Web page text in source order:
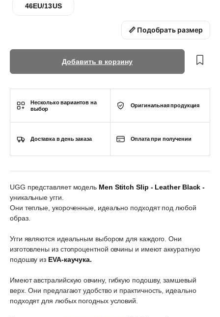
46EU/13US
📏 Подобрать размер
Добавить в корзину
Несколько вариантов на
выбор
Оригинальная продукция
Доставка в день заказа Оплата при получении
UGG представляет модель Men Stitch Slip - Leather Black -
уникальные угги.
Они теплые, укороченные, идеально подходят под любой
образ.
Угги являются идеальным выбором для каждого. Они
изготовлены из стопроцентной овчины и имеют аккуратную
подошву из EVA-каучука.
Имеют австралийскую овчину, гибкую подошву, замшевый
верх. Они предлагают удобство и практичность, идеально
подходят для любых погодных условий.